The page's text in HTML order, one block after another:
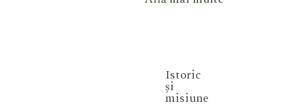
Istoric
și
misiune